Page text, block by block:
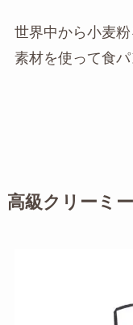
世界中から小麦
素材を使って食パ
高級クリーミ